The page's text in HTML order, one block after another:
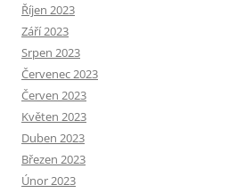
Říjen 2023
Září 2023
Srpen 2023
Červenec 2023
Červen 2023
Květen 2023
Duben 2023
Březen 2023
Únor 2023